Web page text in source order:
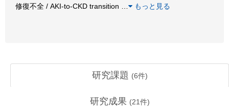
修復不全 / AKI-to-CKD transition
もっと見る
研究課題 (6件)
研究成果 (21件)